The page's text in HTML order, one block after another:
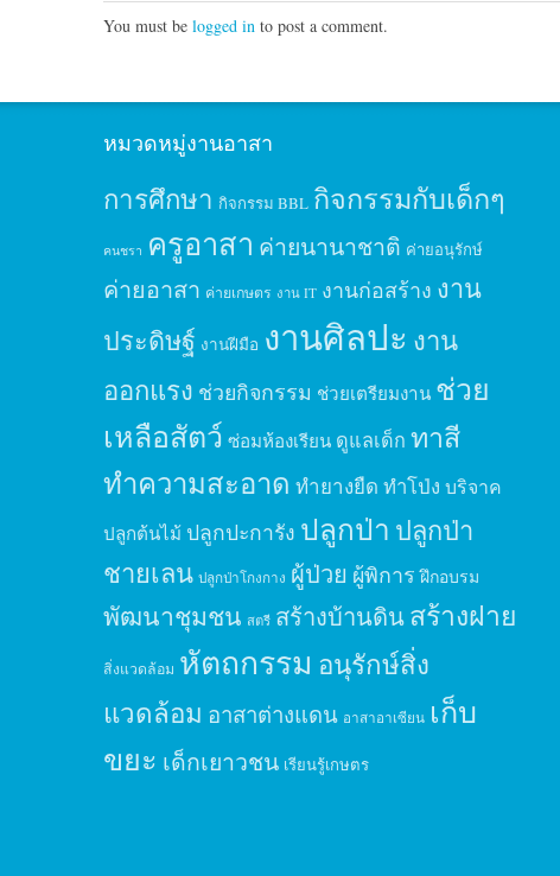
You must be logged in to post a comment.
หมวดหมู่งานอาสา
การศึกษา กิจกรรม BBL กิจกรรมกับเด็กๆ
คนชรา ครูอาสา ค่ายนานาชาติ ค่ายอนุรักษ์
ค่ายอาสา ค่ายเกษตร งาน IT งานก่อสร้าง งาน
ประดิษฐ์ งานฝีมือ งานศิลปะ งาน
ออกแรง ช่วยกิจกรรม ช่วยเตรียมงาน ช่วย
เหลือสัตว์ ซ่อมห้องเรียน ดูแลเด็ก ทาสี
ทำความสะอาด ทำยางยืด ทำโป่ง บริจาค
ปลูกต้นไม้ ปลูกปะการัง ปลูกป่า ปลูกป่า
ชายเลน ปลูกป่าโกงกาง ผู้ป่วย ผู้พิการ ฝึกอบรม
พัฒนาชุมชน สตรี สร้างบ้านดินสร้างฝาย
สิ่งแวดล้อม หัตถกรรม อนุรักษ์สิ่ง
แวดล้อม อาสาต่างแดน อาสาอาเซียน เก็บ
ขยะ เด็กเยาวชน เรียนรู้เกษตร